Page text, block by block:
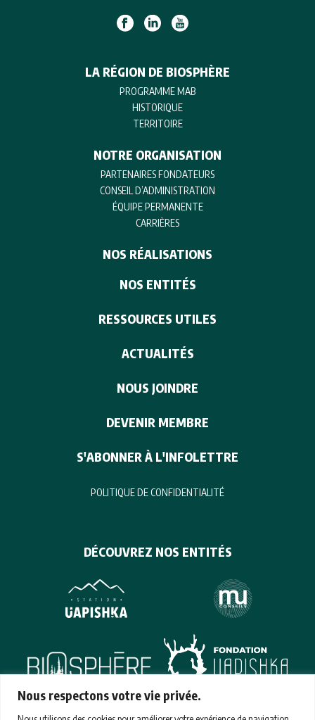
Nous respectons votre vie privée.
LA RÉGION DE BIOSPHÈRE
PROGRAMME MAB
HISTORIQUE
TERRITOIRE
NOTRE ORGANISATION
PARTENAIRES FONDATEURS
CONSEIL D’ADMINISTRATION
ÉQUIPE PERMANENTE
CARRIÈRES
NOS RÉALISATIONS
NOS ENTITÉS
RESSOURCES UTILES
ACTUALITÉS
NOUS JOINDRE
DEVENIR MEMBRE
S'ABONNER À L'INFOLETTRE
POLITIQUE DE CONFIDENTIALITÉ
DÉCOUVREZ NOS ENTITÉS